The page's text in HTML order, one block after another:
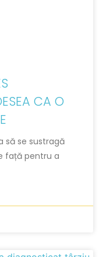
CA O
să se sustragă
față pentru a